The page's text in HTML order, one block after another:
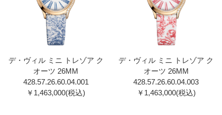
デ・ヴィル ミニ トレゾア ク
オーツ 26MM
428.57.26.60.04.001
￥1,463,000(税込)
デ・ヴィル ミニ トレゾア ク
オーツ 26MM
428.57.26.60.04.003
￥1,463,000(税込)